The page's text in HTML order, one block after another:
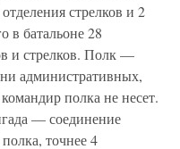
стрелков и 2
в батальоне 28
и стрелков. Полк —
ни административных,
полка не несет.
— соединение
точнее 4